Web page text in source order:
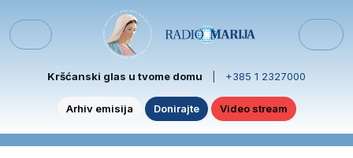
Menu
Kršćanski glas u tvome domu +385 1 2327000
Arhiv emisija Donirajte Video stream